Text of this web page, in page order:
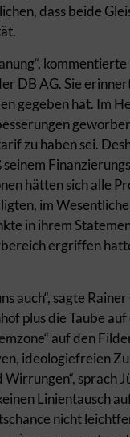
dass beide
kommentierte
DB AG. Sie
gegeben hat. Im
zu haben sei.
hätten sich alle
im
in ihrem
ergriffen
auch“, sagte
plus die Taube auf
auf den
ideologiefreien
sprach
Linientausch
nicht